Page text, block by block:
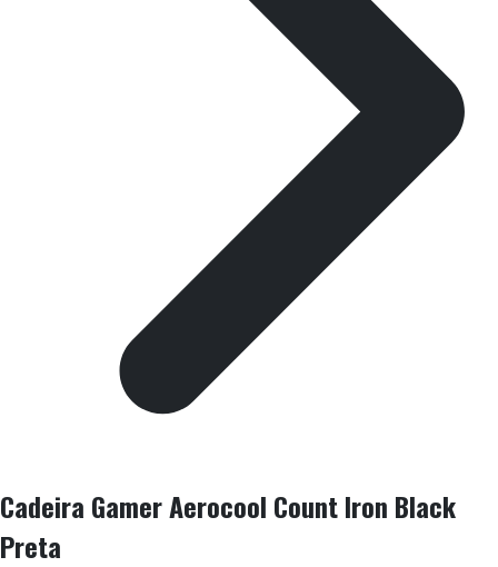
Cadeira Gamer Aerocool Count Iron Black
Preta